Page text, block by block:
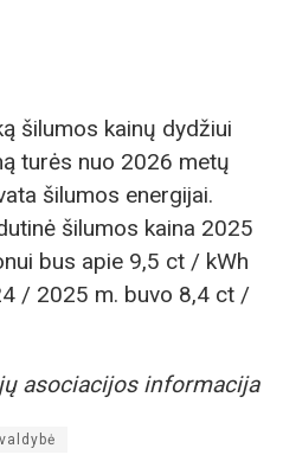
šilumos kainų dydžiui
turės nuo 2026 metų
šilumos energijai.
šilumos kaina 2025
bus apie 9,5 ct / kWh
/ 2025 m. buvo 8,4 ct /
asociacijos informacija